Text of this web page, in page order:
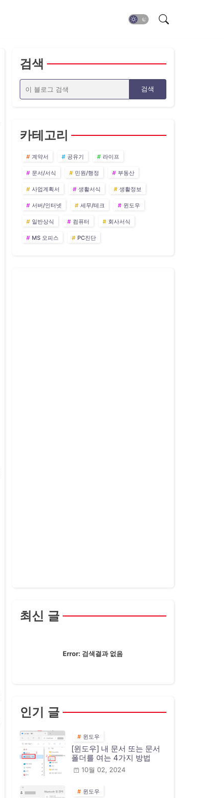
검색
카테고리
계약서 공유기 라이프
문서/서식 민원/행정 부동산
사업계획서 생활서식 생활정보
서버/인터넷 세무/테크 윈도우
일반상식 컴퓨터 회사서식
MS 오피스 PC진단
최신 글
Error: 검색결과 없음
인기 글
윈도우
[윈도우] 내 문서 또는 문서
폴더를 여는 4가지 방법
10월 02, 2024
윈도우